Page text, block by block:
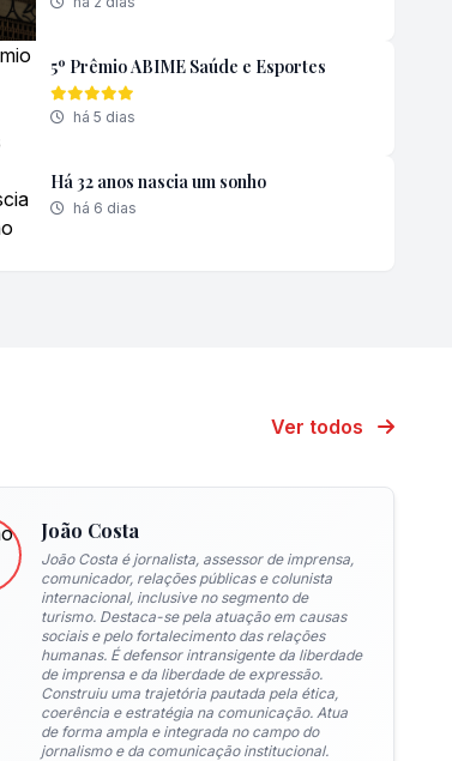
tecnologia.
5º Prêmio ABIME Saúde e Esportes
há 5 dias
Há 32 anos nascia um sonho
há 6 dias
Ver todos
João Costa
João Costa é jornalista, assessor de imprensa,
comunicador, relações públicas e colunista
internacional, inclusive no segmento de
turismo. Destaca-se pela atuação em causas
sociais e pelo fortalecimento das relações
humanas. É defensor intransigente da liberdade
de imprensa e da liberdade de expressão.
Construiu uma trajetória pautada pela ética,
coerência e estratégia na comunicação. Atua
de forma ampla e integrada no campo do
jornalismo e da comunicação institucional.